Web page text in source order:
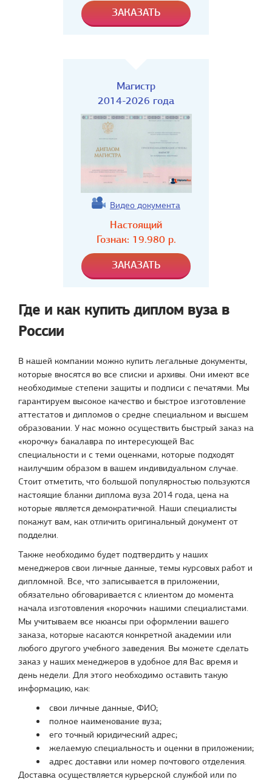
Магистр
2014-2026 года
Видео документа
Настоящий
Гознак: 19.980р.
Где и как купить диплом вуза в
России
В нашей компании можно купить легальные документы,
которые вносятся во все списки и архивы. Они имеют все
необходимые степени защиты и подписи с печатями. Мы
гарантируем высокое качество и быстрое изготовление
аттестатов и дипломов о средне специальном и высшем
образовании. У нас можно осуществить быстрый заказ на
«корочку» бакалавра по интересующей Вас
специальности и с теми оценками, которые подходят
наилучшим образом в вашем индивидуальном случае.
Стоит отметить, что большой популярностью пользуются
настоящие бланки диплома вуза 2014 года, цена на
которые является демократичной. Наши специалисты
покажут вам, как отличить оригинальный документ от
подделки.
Также необходимо будет подтвердить у наших
менеджеров свои личные данные, темы курсовых работ и
дипломной. Все, что записывается в приложении,
обязательно обговаривается с клиентом до момента
начала изготовления «корочки» нашими специалистами.
Мы учитываем все нюансы при оформлении вашего
заказа, которые касаются конкретной академии или
любого другого учебного заведения. Вы можете сделать
заказ у наших менеджеров в удобное для Вас время и
день недели. Для этого необходимо оставить такую
информацию, как:
свои личные данные, ФИО;
полное наименование вуза;
его точный юридический адрес;
желаемую специальность и оценки в приложении;
адрес доставки или номер почтового отделения.
Доставка осуществляется курьерской службой или по